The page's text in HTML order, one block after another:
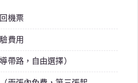
機票
費用
帶路，自由選擇）